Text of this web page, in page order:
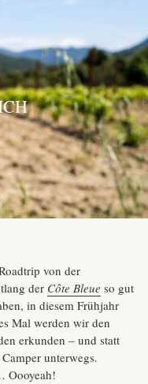
von der
der Côte Bleue so gut
in diesem Frühjahr
Mal werden wir den
erkunden – und statt
unterwegs.
Oooyeah!